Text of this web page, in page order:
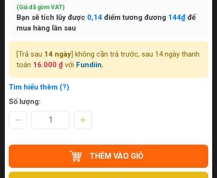
(Giá đã gồm VAT)
Bạn sẽ tích lũy được 0,14 điểm tương đương 144₫ để
mua hàng lần sau
[Trả sau 14 ngày ] không cần trả trước, sau 14 ngày thanh
toán 16.000 ₫ với Fundiin.
Tìm hiểu thêm (?)
Số lượng:
THÊM VÀO GIỎ